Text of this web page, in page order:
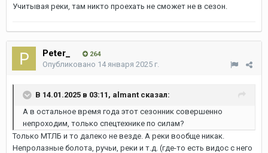
Учитывая реки, там никто проехать не сможет не в сезон.
Peter_ 264
Опубликовано 14 января 2025 г.
В 14.01.2025 в 03:11, almant сказал:
А в остальное время года этот сезонник совершенно
непроходим, только спецтехнике по силам?
Только МТЛБ и то далеко не везде. А реки вообще никак.
Непролазные болота, ручьи, реки и т.д. (где-то есть видос с него